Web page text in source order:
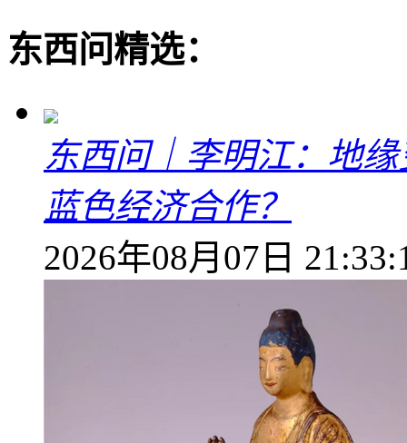
东西问精选：
东西问｜李明江：地
蓝色经济合作？
2026年08月07日